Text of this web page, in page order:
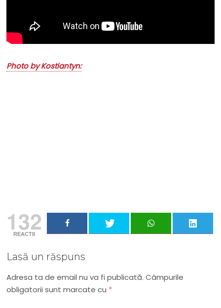
Photo by Kostiantyn:
132
REACTII
Lasă un răspuns
Adresa ta de email nu va fi publicată. Câmpurile
obligatorii sunt marcate cu *